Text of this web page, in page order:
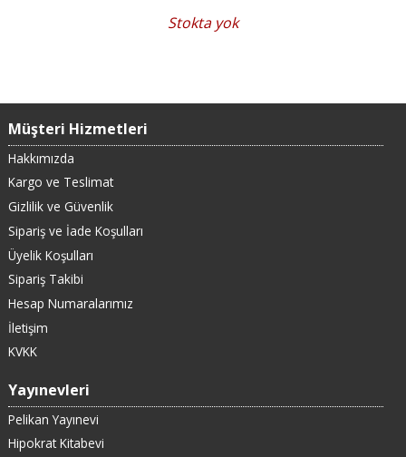
Stokta yok
Müşteri Hizmetleri
Hakkımızda
Kargo ve Teslimat
Gizlilik ve Güvenlik
Sipariş ve İade Koşulları
Üyelik Koşulları
Sipariş Takibi
Hesap Numaralarımız
İletişim
KVKK
Yayınevleri
Pelikan Yayınevi
Hipokrat Kitabevi